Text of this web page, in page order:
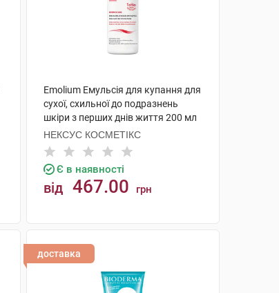
Emolium Емульсія для купання для
сухої, схильної до подразнень
шкіри з перших днів життя 200 мл
1 флакон
НЕКСУС КОСМЕТІКС
Є в наявності
від 467.00 грн
доставка